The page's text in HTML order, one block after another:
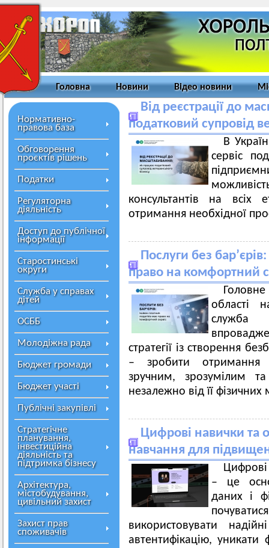
Головна Новини Відео новини
Нормативно-
правова база
Обговорення
проєктів рішень
Податки
Регуляторна
діяльність
Доступ до публічної
інформації
Старостинські
округи
Служба у справах
дітей
ОСББ
Молодіжна рада
Бюджет громади
Бюджет участі
Публічні закупівлі
Стратегічне
планування,
інвестиційна
діяльність та
підтримка бізнесу
Архітектура,
містобудування,
цивільний захист
Захист прав
споживачів
Від реєстрації до
податковий супровід
В
сервіс
консультантів на всіх
отримання необхідної
Послуги без
право на комфортний
області
служба
стратегії із створення
– зробити отримання
зручним, зрозумілим
незалежно від її
Цифрові навички та
навчання для
– це
даних і
використовувати
автентифікацію, уникати